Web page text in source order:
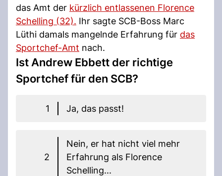
das Amt der kürzlich entlassenen Florence
Schelling (32). Ihr sagte SCB-Boss Marc
Lüthi damals mangelnde Erfahrung für das
Sportchef-Amt nach.
Ist Andrew Ebbett der richtige
Sportchef für den SCB?
1 Ja, das passt!
2
Nein, er hat nicht viel mehr
Erfahrung als Florence
Schelling...